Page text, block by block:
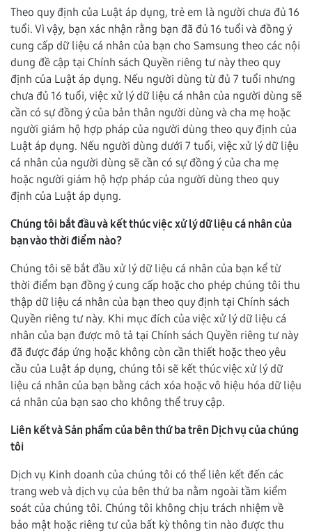
Theo quy định của Luật áp dụng, trẻ em là người chưa đủ 16
tuổi. Vì vậy, bạn xác nhận rằng bạn đã đủ 16 tuổi và đồng ý
cung cấp dữ liệu cá nhân của bạn cho Samsung theo các nội
dung đề cập tại Chính sách Quyền riêng tư này theo quy
định của Luật áp dụng. Nếu người dùng từ đủ 7 tuổi nhưng
chưa đủ 16 tuổi, việc xử lý dữ liệu cá nhân của người dùng sẽ
cần có sự đồng ý của bản thân người dùng và cha mẹ hoặc
người giám hộ hợp pháp của người dùng theo quy định của
Luật áp dụng. Nếu người dùng dưới 7 tuổi, việc xử lý dữ liệu
cá nhân của người dùng sẽ cần có sự đồng ý của cha mẹ
hoặc người giám hộ hợp pháp của người dùng theo quy
định của Luật áp dụng.
Chúng tôi bắt đầu và kết thúc việc xử lý dữ liệu cá nhân của
bạn vào thời điểm nào?
Chúng tôi sẽ bắt đầu xử lý dữ liệu cá nhân của bạn kể từ
thời điểm bạn đồng ý cung cấp hoặc cho phép chúng tôi thu
thập dữ liệu cá nhân của bạn theo quy định tại Chính sách
Quyền riêng tư này. Khi mục đích của việc xử lý dữ liệu cá
nhân của bạn được mô tả tại Chính sách Quyền riêng tư này
đã được đáp ứng hoặc không còn cần thiết hoặc theo yêu
cầu của Luật áp dụng, chúng tôi sẽ kết thúc việc xử lý dữ
liệu cá nhân của bạn bằng cách xóa hoặc vô hiệu hóa dữ liệu
cá nhân của bạn sao cho không thể truy cập.
Liên kết và Sản phẩm của bên thứ ba trên Dịch vụ của chúng
tôi
Dịch vụ Kinh doanh của chúng tôi có thể liên kết đến các
trang web và dịch vụ của bên thứ ba nằm ngoài tầm kiểm
soát của chúng tôi. Chúng tôi không chịu trách nhiệm về
bảo mật hoặc riêng tư của bất kỳ thông tin nào được thu